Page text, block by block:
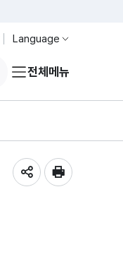
Language
검색버튼전체메뉴